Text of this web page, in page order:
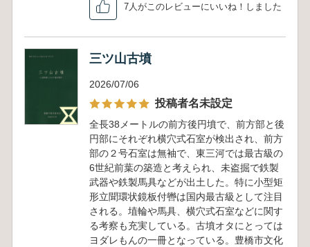
7人がこのレビューにいいね！しました
三ツ山古墳
2026/07/06
投稿者名未設定
全長38メートルの前方後円墳で、前方部と後
円部にそれぞれ横穴式石室が検出され、前方
部の２号石室は無袖で、東三河では最古級の
6世紀前葉の築造と考えられ、未盗掘で鉄製
武器や鉄製馬具などが出土した。特に小型矩
形立聞環状鏡板付轡は国内最古級として注目
される。埴輪や馬具、横穴式石室などに関す
る考察も充実している。古墳オタにとっては
ヨダレもんの一冊となっている。豊橋市文化